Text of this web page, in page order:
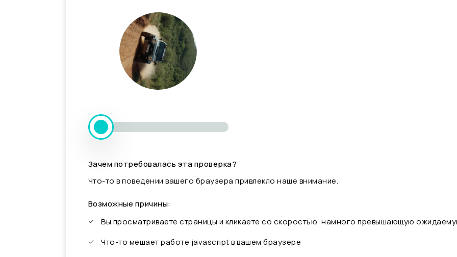
Зачем потребовалась эта проверка?
Что-то в поведении вашего браузера привлекло наше внимание.
Возможные причины:
Вы просматриваете страницы и кликаете со скоростью, намного превышающую
Что-то мешает работе javascript в вашем браузере